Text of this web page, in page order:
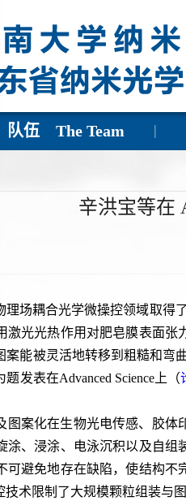
队伍 The Team
辛洪宝等在
理场耦合光学微操控领域取得
激光光热作用对肥皂膜表面
能被灵活地转移到粗糙和弯
题发表在Advanced Science 上（
图案化在生物光电传感、胶
涂、浸涂、电泳沉积以及自
可避免地存在缺陷，使结构
术限制了大规模颗粒组装与图